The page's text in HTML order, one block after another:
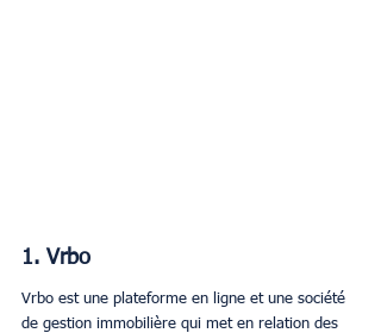
1. Vrbo
Vrbo est une plateforme en ligne et une société
de gestion immobilière qui met en relation des